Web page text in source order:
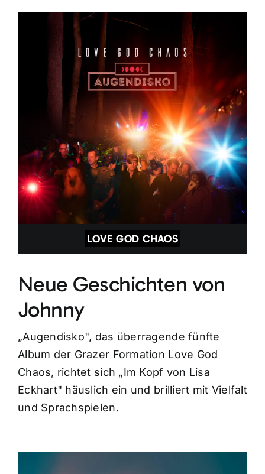
LOVE GOD CHAOS
Neue Geschichten von
Johnny
„Augendisko", das überragende fünfte
Album der Grazer Formation Love God
Chaos, richtet sich „Im Kopf von Lisa
Eckhart" häuslich ein und brilliert mit Vielfalt
und Sprachspielen.